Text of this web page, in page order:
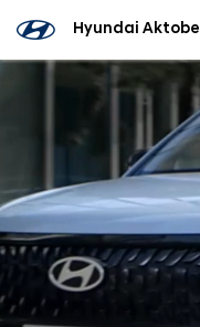
Hyundai Aktobe